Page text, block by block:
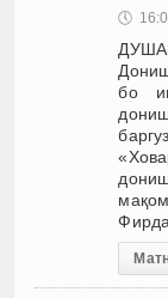
🕔
бо